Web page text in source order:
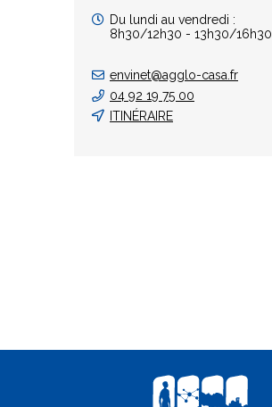
Du lundi au vendredi :
8h30/12h30 - 13h30/16h30
envinet@agglo-casa.fr
04 92 19 75 00
ITINÉRAIRE